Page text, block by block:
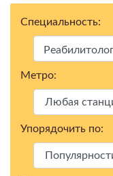
Специальность:
Метро:
Упорядочить по: